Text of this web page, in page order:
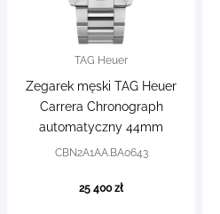
TAG Heuer
Zegarek męski TAG Heuer
Carrera Chronograph
automatyczny 44mm
CBN2A1AA.BA0643
25 400 zł